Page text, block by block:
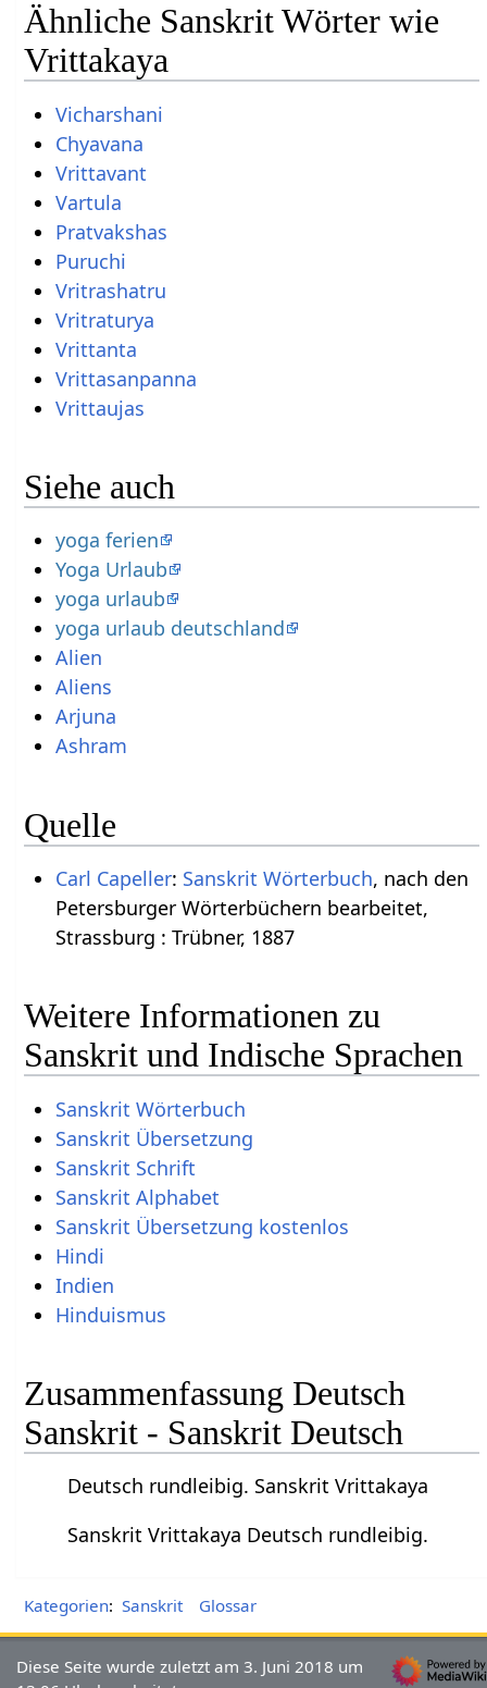
Ähnliche Sanskrit Wörter wie
Vrittakaya
Vicharshani
Chyavana
Vrittavant
Vartula
Pratvakshas
Puruchi
Vritrashatru
Vritraturya
Vrittanta
Vrittasanpanna
Vrittaujas
Siehe auch
yoga ferien
Yoga Urlaub
yoga urlaub
yoga urlaub deutschland
Alien
Aliens
Arjuna
Ashram
Quelle
Carl Capeller: Sanskrit Wörterbuch, nach den
Petersburger Wörterbüchern bearbeitet,
Strassburg : Trübner, 1887
Weitere Informationen zu
Sanskrit und Indische Sprachen
Sanskrit Wörterbuch
Sanskrit Übersetzung
Sanskrit Schrift
Sanskrit Alphabet
Sanskrit Übersetzung kostenlos
Hindi
Indien
Hinduismus
Zusammenfassung Deutsch
Sanskrit - Sanskrit Deutsch
Deutsch rundleibig. Sanskrit Vrittakaya
Sanskrit Vrittakaya Deutsch rundleibig.
Kategorien: Sanskrit Glossar
Diese Seite wurde zuletzt am 3. Juni 2018 um